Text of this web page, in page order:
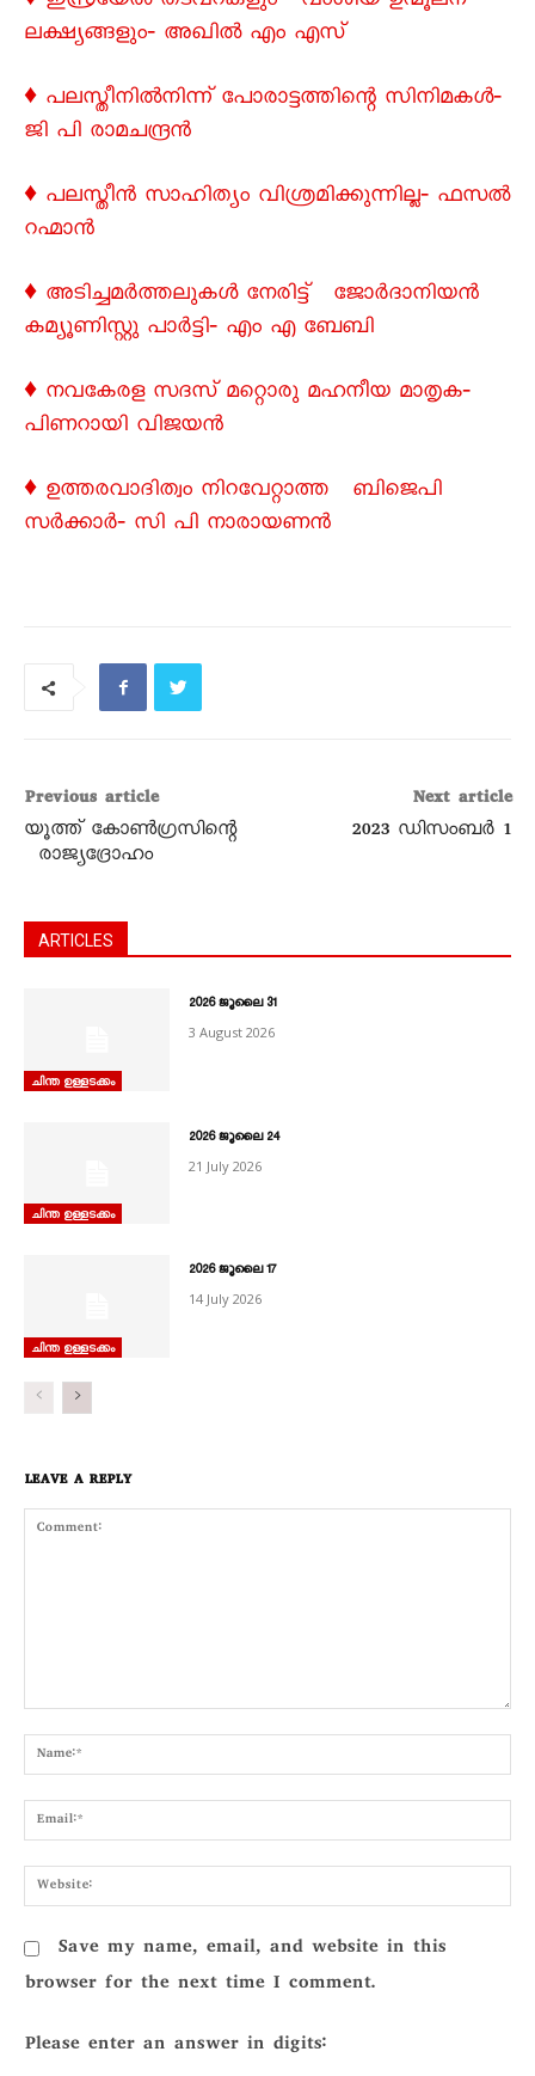
ലക്ഷ്യങ്ങളും‐ അഖിൽ എം എസ്
♦ പലസ്തീനിൽനിന്ന് പോരാട്ടത്തിന്റെ സിനിമകൾ‐
ജി പി രാമചന്ദ്രന്‍
♦ പലസ്തീന്‍ സാഹിത്യം വിശ്രമിക്കുന്നില്ല‐ ഫസല്‍
റഹ്മാന്‍
♦ അടിച്ചമർത്തലുകൾ നേരിട്ട് ജോർദാനിയൻ
കമ്യൂണിസ്റ്റു പാർട്ടി‐ എം എ ബേബി
♦ നവകേരള സദസ് മറ്റൊരു മഹനീയ മാതൃക‐
പിണറായി വിജയൻ
♦ ഉത്തരവാദിത്വം നിറവേറ്റാത്ത ബിജെപി
സർക്കാർ‐ സി പി നാരായണൻ
Previous article
യൂത്ത് കോൺഗ്രസിന്റെ
രാജ്യദ്രോഹം
Next article
2023 ഡിസംബർ 1
ARTICLES
ചിന്ത ഉള്ളടക്കം
2026 ജൂലൈ 31
3 August 2026
ചിന്ത ഉള്ളടക്കം
2026 ജൂലൈ 24
21 July 2026
ചിന്ത ഉള്ളടക്കം
2026 ജൂലൈ 17
14 July 2026
LEAVE A REPLY
Save my name, email, and website in this
browser for the next time I comment.
Please enter an answer in digits: